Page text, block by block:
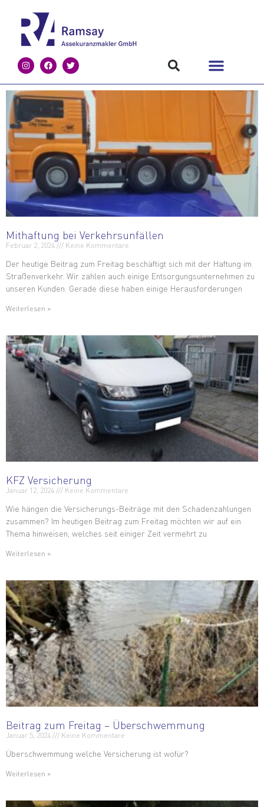
Mithaftung bei Verkehrsunfällen
Februar 2, 2024 Keine Kommentare
Der heutige Beitrag zum Freitag beschäftigt sich mit der Haftung im
Straßenverkehr. Wir zählen auch einige Entsorgungsunternehmen zu
unseren Kunden. Gerade diese haben einige Herausforderungen
Weiterlesen »
KFZ Versicherung
Januar 12, 2024 Keine Kommentare
Wie hängen die Versicherungs-Beiträge mit den Schadenzahlungen
zusammen? Im heutigen Beitrag zum Freitag möchten wir auf ein
Thema hinweisen, welches seit einiger Zeit vermehrt zu
Weiterlesen »
Beitrag zum Freitag – Überschwemmung
Januar 5, 2024 Keine Kommentare
Überschwemmung welche Versicherung ist wofür?
Weiterlesen »